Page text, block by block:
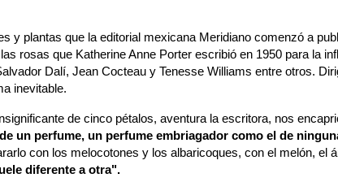
y plantas que la editorial mexicana Meridiano comenzó a
rosas que Katherine Anne Porter escribió en 1950 para la
Dalí, Jean Cocteau y Tenesse Williams entre otros.
inevitable.
de cinco pétalos, aventura la escritora, nos
un perfume, un perfume embriagador como el de
con los melocotones y los albaricoques, con el melón, el
diferente a otra".